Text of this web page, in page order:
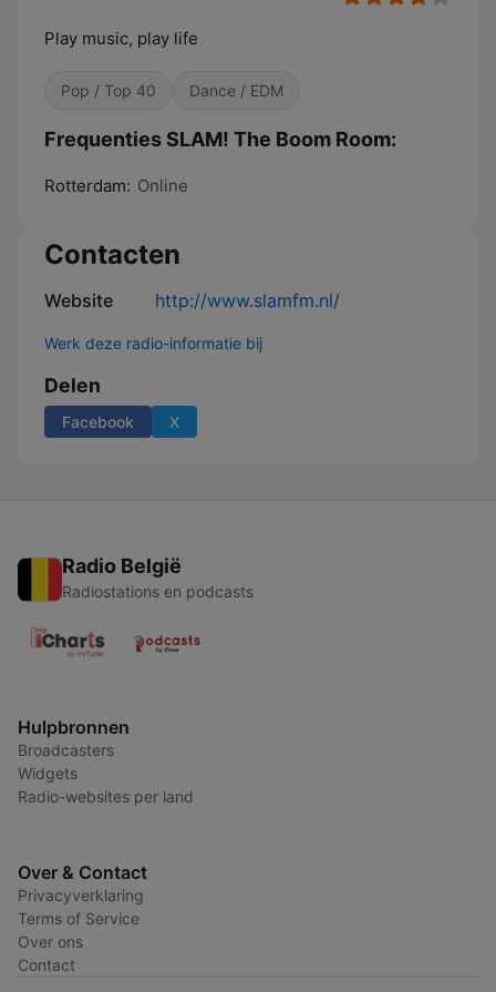
Play music, play life
Pop / Top 40 Dance / EDM
Frequenties SLAM! The Boom Room:
Rotterdam: Online
Contacten
Website http://www.slamfm.nl/
Werk deze radio-informatie bij
Delen
Facebook X
Radio België
Radiostations en podcasts
Hulpbronnen
Broadcasters
Widgets
Radio-websites per land
Over & Contact
Privacyverklaring
Terms of Service
Over ons
Contact